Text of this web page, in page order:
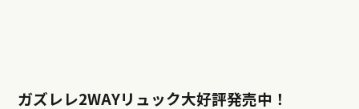
ガズレレ2WAYリュック大好評発売中！